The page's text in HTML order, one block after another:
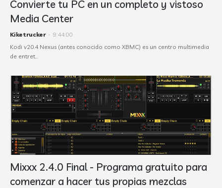
Convierte tu PC en un completo y vistoso
Media Center
Kiketrucker - 9:44:00
Kodi v20.4 Nexus (antes conocido como XBMC) es un centro multimedia
de entret…
Mixxx 2.4.0 Final - Programa gratuito para
comenzar a hacer tus propias mezclas